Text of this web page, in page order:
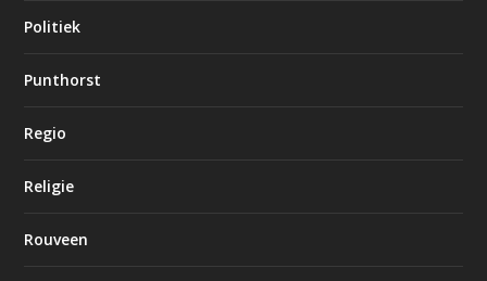
Politiek
Punthorst
Regio
Religie
Rouveen